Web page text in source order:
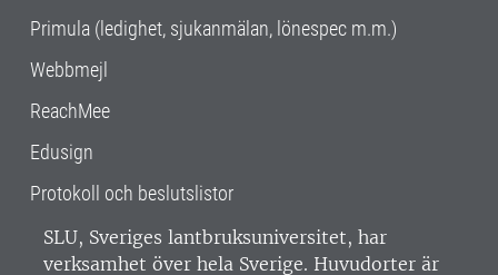
Primula (ledighet, sjukanmälan, lönespec m.m.)
Webbmejl
ReachMee
Edusign
Protokoll och beslutslistor
SLU, Sveriges lantbruksuniversitet, har
verksamhet över hela Sverige. Huvudorter är